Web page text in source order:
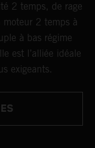
2 temps, de rage
moteur 2 temps à
à bas régime
est l’alliée idéale
exigeants.